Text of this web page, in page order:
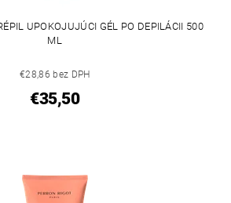
UPOKOJUJÚCI GÉL PO DEPILÁCII 500
ML
€28,86 bez DPH
€35,50